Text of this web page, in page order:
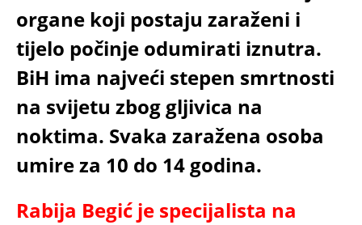
organe koji postaju zaraženi i
tijelo počinje odumirati iznutra.
BiH ima najveći stepen smrtnosti
na svijetu zbog gljivica na
noktima. Svaka zaražena osoba
umire za 10 do 14 godina.
Rabija Begić je specijalista na